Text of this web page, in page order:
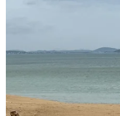
trên Quốc lộ 1 vào
Công an thị xã Cai
can về hành vi “Tổ
quy định tại Điều